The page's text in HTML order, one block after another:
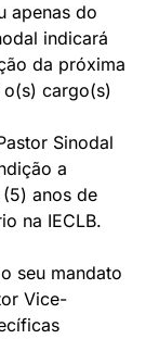
apenas do
indicará
da próxima
o(s) cargo(s)
Sinodal
a
anos de
na IECLB.
seu mandato
Vice-